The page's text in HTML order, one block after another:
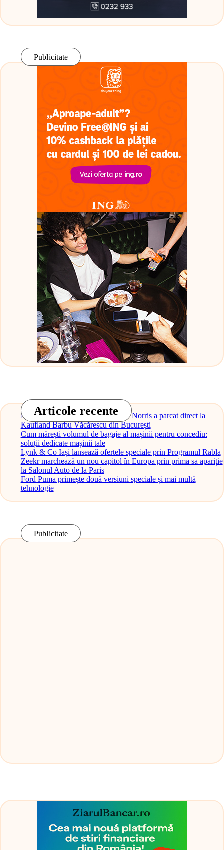
Publicitate
Articole recente
Monopostul McLaren al lui Lando Norris a parcat direct la
Kaufland Barbu Văcărescu din București
Cum mărești volumul de bagaje al mașinii pentru concediu:
soluții dedicate mașinii tale
Lynk & Co Iași lansează ofertele speciale prin Programul Rabla
Zeekr marchează un nou capitol în Europa prin prima sa apariție
la Salonul Auto de la Paris
Ford Puma primește două versiuni speciale și mai multă
tehnologie
Publicitate